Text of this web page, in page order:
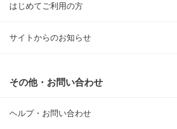
はじめてご利用の方
サイトからのお知らせ
その他・お問い合わせ
ヘルプ・お問い合わせ